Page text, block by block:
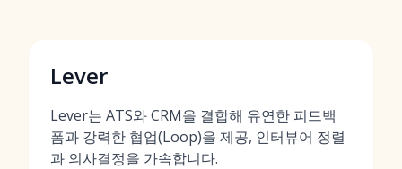
Lever
Lever는 ATS와 CRM을 결합해 유연한 피드백
폼과 강력한 협업(Loop)을 제공, 인터뷰어 정렬
과 의사결정을 가속합니다.